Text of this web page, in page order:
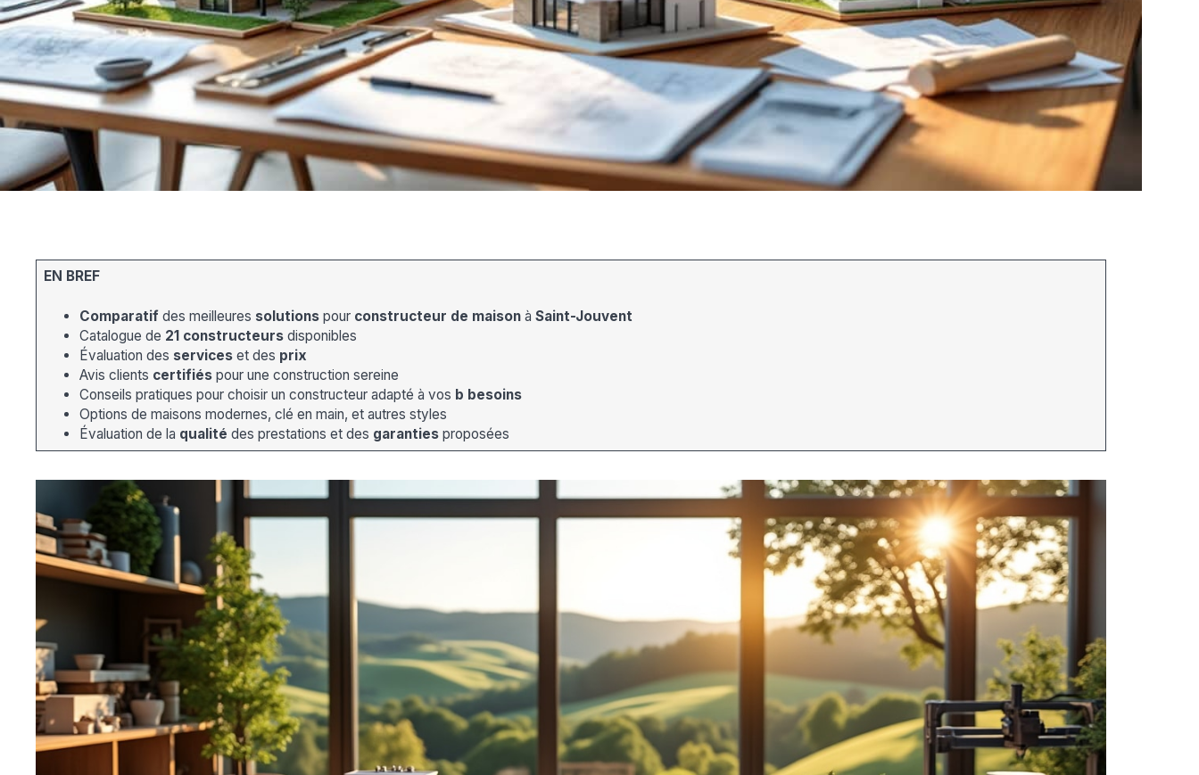
EN BREF
Comparatifdes meilleures solutionspour constructeur de maisonà Saint-Jouvent
Catalogue de 21 constructeursdisponibles
Évaluation des serviceset des prix
Avis clients certifiéspour une construction sereine
Conseils pratiques pour choisir un constructeur adapté à vos b besoins
Options de maisons modernes, clé en main, et autres styles
Évaluation de la qualité des prestations et des garantiesproposées